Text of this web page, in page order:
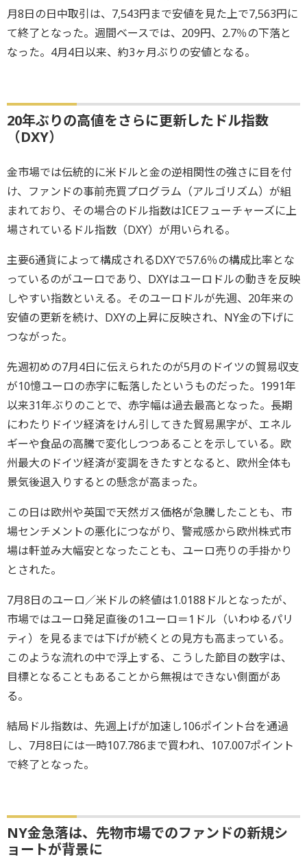
月8日の日中取引は、7,543円まで安値を見た上で7,563円に
て終了となった。週間ベースでは、209円、2.7％の下落と
なった。4月4日以来、約3ヶ月ぶりの安値となる。
20年ぶりの高値をさらに更新したドル指数
（DXY）
金市場では伝統的に米ドルと金の逆相関性の強さに目を付
け、ファンドの事前売買プログラム（アルゴリズム）が組
まれており、その場合のドル指数はICEフューチャーズに上
場されているドル指数（DXY）が用いられる。
主要6通貨によって構成されるDXYで57.6％の構成比率とな
っているのがユーロであり、DXYはユーロドルの動きを反映
しやすい指数といえる。そのユーロドルが先週、20年来の
安値の更新を続け、DXYの上昇に反映され、NY金の下げに
つながった。
先週初めの7月4日に伝えられたのが5月のドイツの貿易収支
が10憶ユーロの赤字に転落したというものだった。1991年
以来31年ぶりのことで、赤字幅は過去最高となった。長期
にわたりドイツ経済をけん引してきた貿易黒字が、エネル
ギーや食品の高騰で変化しつつあることを示している。欧
州最大のドイツ経済が変調をきたすとなると、欧州全体も
景気後退入りするとの懸念が高まった。
この日は欧州や英国で天然ガス価格が急騰したことも、市
場センチメントの悪化につながり、警戒感から欧州株式市
場は軒並み大幅安となったことも、ユーロ売りの手掛かり
とされた。
7月8日のユーロ／米ドルの終値は1.0188ドルとなったが、
市場ではユーロ発足直後の1ユーロ＝1ドル（いわゆるパリ
ティ）を見るまでは下げが続くとの見方も高まっている。
このような流れの中で浮上する、こうした節目の数字は、
目標となることもあることから無視はできない側面があ
る。
結局ドル指数は、先週上げが加速し106ポイント台を通過
し、7月8日には一時107.786まで買われ、107.007ポイント
で終了となった。
NY金急落は、先物市場でのファンドの新規シ
ョートが背景に